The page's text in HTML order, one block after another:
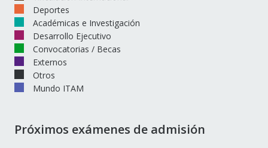
Deportes
Académicas e Investigación
Desarrollo Ejecutivo
Convocatorias / Becas
Externos
Otros
Mundo ITAM
Próximos exámenes de admisión